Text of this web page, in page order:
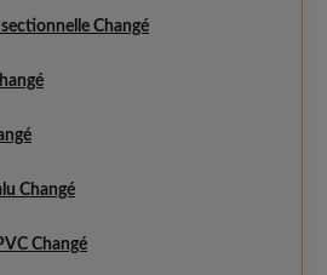
Changé
Changé
Changé